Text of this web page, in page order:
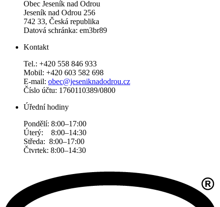
Obec Jeseník nad Odrou
Jeseník nad Odrou 256
742 33, Česká republika
Datová schránka: em3br89
Kontakt
Tel.: +420 558 846 933
Mobil: +420 603 582 698
E-mail: obec@jeseniknadodrou.cz
Číslo účtu: 1760110389/0800
Úřední hodiny
Pondělí: 8:00–17:00
Úterý: 8:00–14:30
Středa: 8:00–17:00
Čtvrtek: 8:00–14:30